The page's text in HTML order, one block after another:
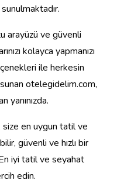
arayüzü ve güvenli
kolayca yapmanızı
ile herkesin
otelegidelim.com,
yanınızda.
en uygun tatil ve
güvenli ve hızlı bir
iyi tatil ve seyahat
edin.